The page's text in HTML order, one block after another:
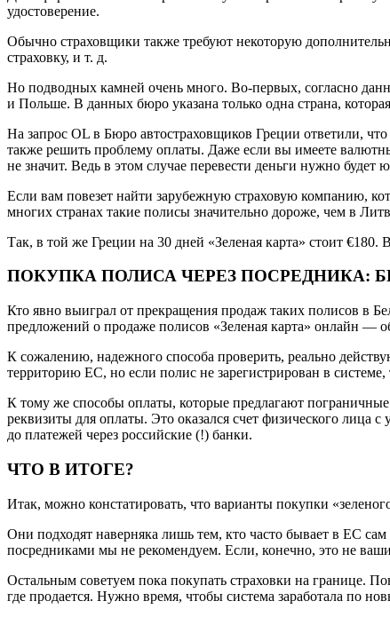
удостоверение.
Обычно страховщики также требуют некоторую
страховку, и т. д.
Но подводных камней очень много. Во-первых, согласно
и Польше. В данных бюро указана только одна страна,
На запрос OL в Бюро автостраховщиков Греции ответили,
также решить проблему оплаты. Даже если вы имеете
не значит. Ведь в этом случае перевести деньги нужно будет
Если вам повезет найти зарубежную страховую компанию,
многих странах такие полисы значительно дороже, чем в
Так, в той же Греции на 30 дней «Зеленая карта» стоит
ПОКУПКА ПОЛИСА ЧЕРЕЗ ПОСРЕДНИКА:
Кто явно выиграл от прекращения продаж таких полисов в
предложений о продаже полисов «Зеленая карта» онлайн —
К сожалению, надежного способа проверить, реально
территорию ЕС, но если полис не зарегистрирован в
К тому же способы оплаты, которые предлагают
реквизиты для оплаты. Это оказался счет физического
до платежей через российские (!) банки.
ЧТО В ИТОГЕ?
Итак, можно констатировать, что варианты покупки
Они подходят наверняка лишь тем, кто часто бывает в ЕС
посредниками мы не рекомендуем. Если, конечно, это не
Остальным советуем пока покупать страховки на границе.
где продается. Нужно время, чтобы система заработала по